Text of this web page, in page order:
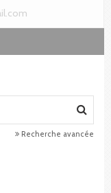
Recherche avancée